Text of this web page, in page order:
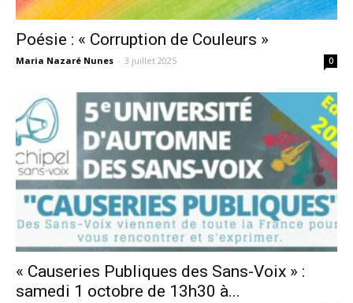
Poésie : « Corruption de Couleurs »
Maria Nazaré Nunes - 3 juillet 2025 0
« Causeries Publiques des Sans-Voix » :
samedi 1 octobre de 13h30 à...